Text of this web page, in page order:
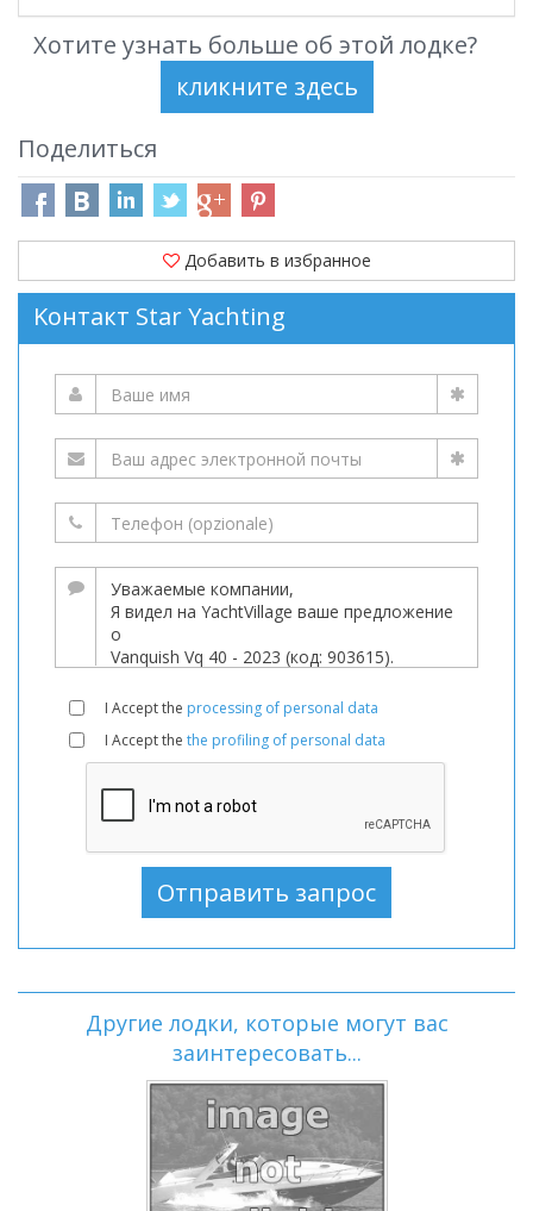
Хотите узнать больше об этой лодке?
Поделиться
Добавить в избранное
Kонтакт Star Yachting
I Accept the processing of personal data
I Accept the the profiling of personal data
Другие лодки, которые могут вас
заинтересовать...